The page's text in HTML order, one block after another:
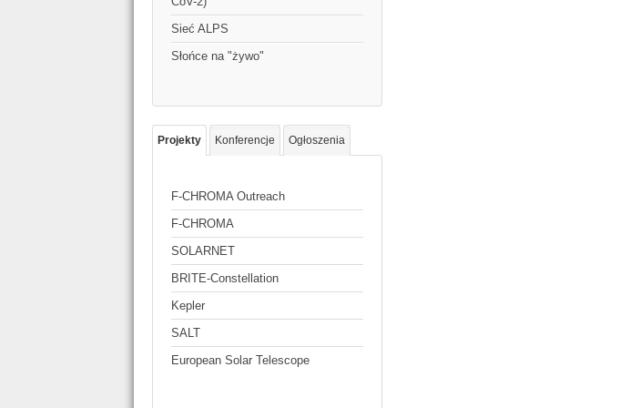
Sieć ALPS
Słońce na "żywo"
Projekty Konferencje Ogłoszenia
F-CHROMA Outreach
F-CHROMA
SOLARNET
BRITE-Constellation
Kepler
SALT
European Solar Telescope